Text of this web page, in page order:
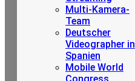
Multi-Kamera-
Team
Deutscher
Videographer in
Spanien
Mobile World